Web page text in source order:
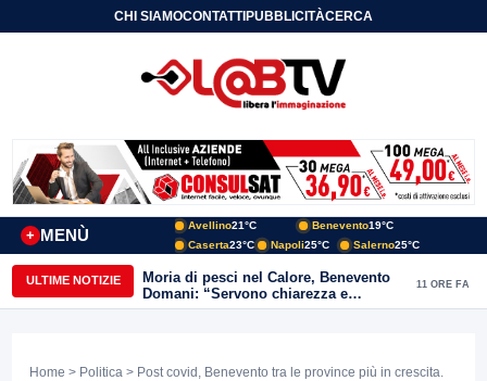
CHI SIAMOCONTATTIPUBBLICITÀCERCA
MENÙ
+
Avellino21°C Benevento19°C
Caserta23°C Napoli25°C Salerno25°C
ULTIME NOTIZIE
Moria di pesci nel Calore, Benevento
Domani: “Servono chiarezza e
approfondimenti sulla gestione
11 ORE FA
Home > Politica > Post covid, Benevento tra le province più in crescita.